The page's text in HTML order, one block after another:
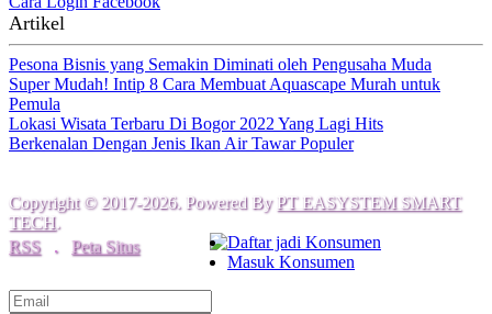
Artikel
Pesona Bisnis yang Semakin Diminati oleh Pengusaha Muda
Super Mudah! Intip 8 Cara Membuat Aquascape Murah untuk
Pemula
Lokasi Wisata Terbaru Di Bogor 2022 Yang Lagi Hits
Berkenalan Dengan Jenis Ikan Air Tawar Populer
Copyright © 2017-2026. Powered By PT EASYSTEM SMART
TECH.
RSS
. Peta Situs
Daftar jadi Konsumen
Masuk Konsumen